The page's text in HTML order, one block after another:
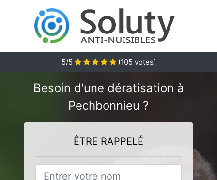
5/5 (105 votes)
Besoin d'une dératisation à
Pechbonnieu ?
ÊTRE RAPPELÉ